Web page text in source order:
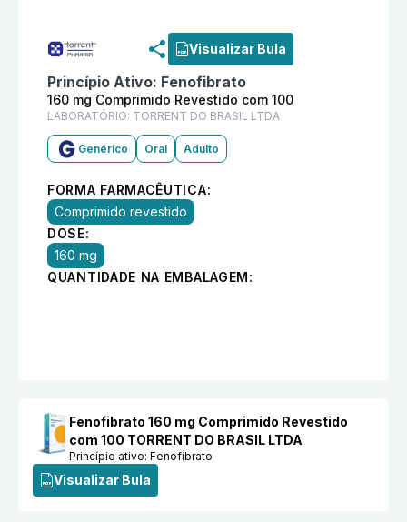
Visualizar Bula
Princípio Ativo: Fenofibrato
160 mg Comprimido Revestido com 100
LABORATÓRIO: TORRENT DO BRASIL LTDA
Genérico Oral Adulto
FORMA FARMACÊUTICA:
Comprimido revestido
DOSE:
160 mg
QUANTIDADE NA EMBALAGEM:
Fenofibrato 160 mg Comprimido Revestido
com 100 TORRENT DO BRASIL LTDA
Princípio ativo:Fenofibrato
Visualizar Bula